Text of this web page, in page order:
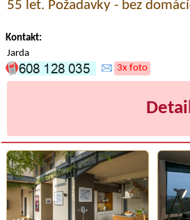
55 let. Požadavky - bez
Kontakt:
Jarda
3x foto